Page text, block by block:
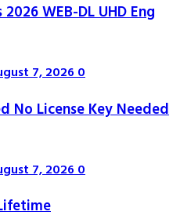
WEB-DL UHD Eng
7, 20260
No License Key Needed
7, 20260